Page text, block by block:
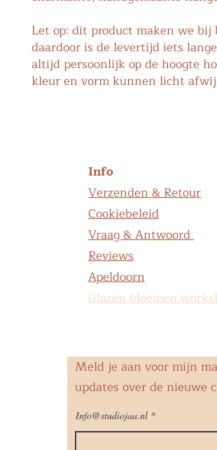
Let op: dit product maken we
daardoor is de levertijd iets
altijd persoonlijk op de hoogte
kleur en vorm kunnen licht
Info
Verzenden & Retour
Cookiebeleid
Vraag & Antwoord
Reviews
Apeldoorn
Glazen bloemen
Meld je aan voor mijn
updates over de nieuwe
Info@studiojaa.nl